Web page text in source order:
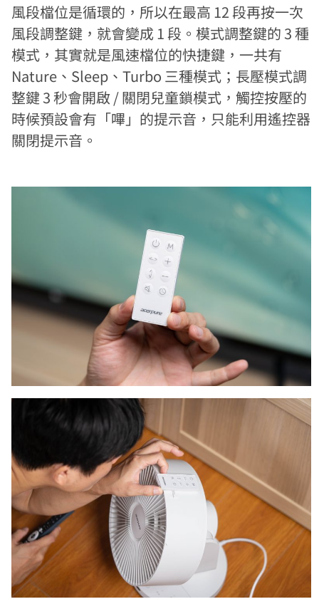
風段檔位是循環的，所以在最高 12 段再按一次
風段調整鍵，就會變成 1 段。模式調整鍵的 3 種
模式，其實就是風速檔位的快捷鍵，一共有
Nature、Sleep、Turbo 三種模式；長壓模式調
整鍵 3 秒會開啟 / 關閉兒童鎖模式，觸控按壓的
時候預設會有「嗶」的提示音，只能利用遙控器
關閉提示音。